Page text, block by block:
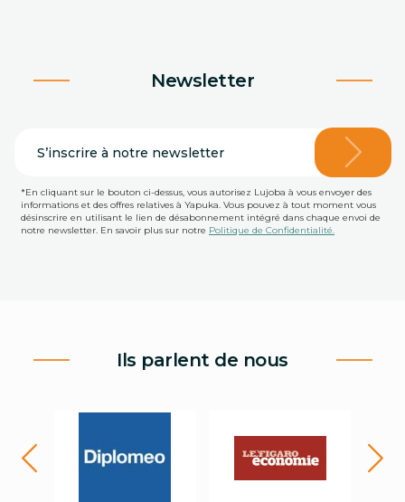
Newsletter
*En cliquant sur le bouton ci-dessus, vous autorisez Lujoba à vous envoyer des
informations et des offres relatives à Yapuka. Vous pouvez à tout moment vous
désinscrire en utilisant le lien de désabonnement intégré dans chaque envoi de
notre newsletter. En savoir plus sur notre Politique de Confidentialité.
Ils parlent de nous